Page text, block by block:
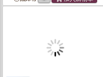
kalibotan